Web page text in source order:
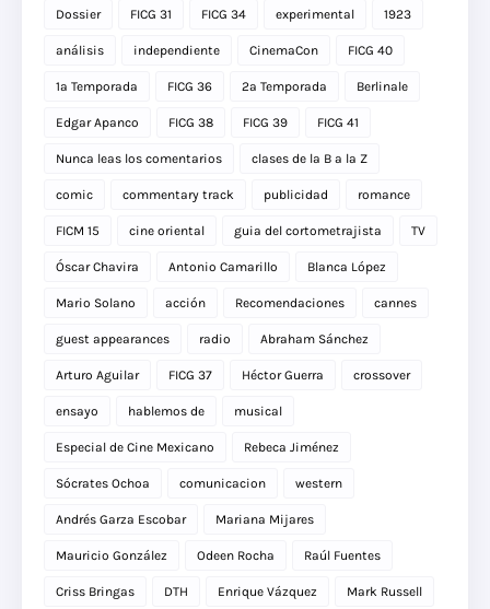
Dossier FICG 31 FICG 34 experimental 1923
análisis independiente CinemaCon FICG 40
1a Temporada FICG 36 2a Temporada Berlinale
Edgar Apanco FICG 38 FICG 39 FICG 41
Nunca leas los comentarios clases de la B a la Z
comic commentary track publicidad romance
FICM 15 cine oriental guia del cortometrajista TV
Óscar Chavira Antonio Camarillo Blanca López
Mario Solano acción Recomendaciones cannes
guest appearances radio Abraham Sánchez
Arturo Aguilar FICG 37 Héctor Guerra crossover
ensayo hablemos de musical
Especial de Cine Mexicano Rebeca Jiménez
Sócrates Ochoa comunicacion western
Andrés Garza Escobar Mariana Mijares
Mauricio González Odeen Rocha Raúl Fuentes
Criss Bringas DTH Enrique Vázquez Mark Russell